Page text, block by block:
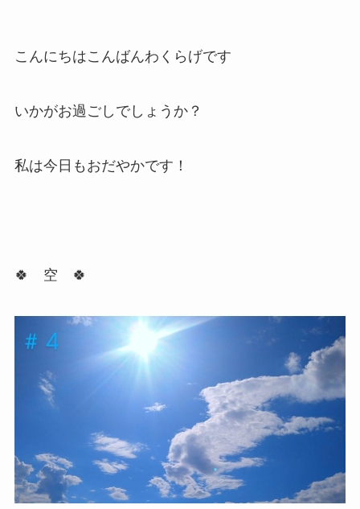
こんにちはこんばんわくらげです
いかがお過ごしでしょうか？
私は今日もおだやかです！
🍀 空 🍀